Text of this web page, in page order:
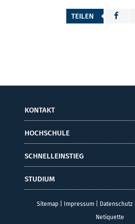
TEILEN
KONTAKT
HOCHSCHULE
SCHNELLEINSTIEG
STUDIUM
Sitemap| Impressum| Datenschutz|
Netiquette